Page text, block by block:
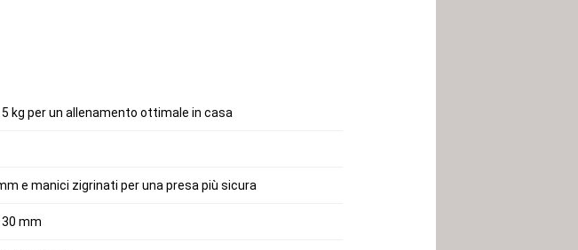
kg per un allenamento ottimale in casa
e manici zigrinati per una presa più sicura
mm